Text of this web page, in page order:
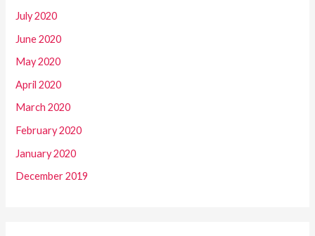
July 2020
June 2020
May 2020
April 2020
March 2020
February 2020
January 2020
December 2019